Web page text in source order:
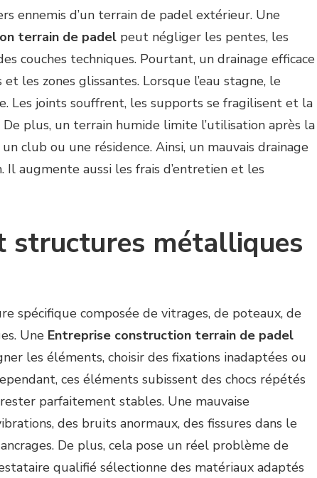
ennemis d’un terrain de padel extérieur. Une
terrain de padel peut négliger les pentes, les
couches techniques. Pourtant, un drainage efficace
les zones glissantes. Lorsque l’eau stagne, le
Les joints souffrent, les supports se fragilisent et la
plus, un terrain humide limite l’utilisation après la
club ou une résidence. Ainsi, un mauvais drainage
augmente aussi les frais d’entretien et les
structures métalliques
spécifique composée de vitrages, de poteaux, de
Une Entreprise construction terrain de padel
les éléments, choisir des fixations inadaptées ou
ces éléments subissent des chocs répétés
parfaitement stables. Une mauvaise
des bruits anormaux, des fissures dans le
De plus, cela pose un réel problème de
qualifié sélectionne des matériaux adaptés